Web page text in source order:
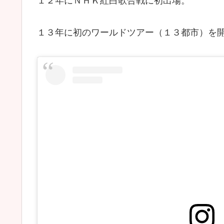
１３年に初のワールドツアー（１３都市）を